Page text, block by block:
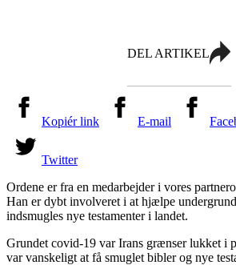
DEL ARTIKEL
Kopiér link E-mail
Twitter
Ordene er fra en medarbejder i vores
Han er dybt involveret i at hjælpe
indsmugles nye testamenter i landet.
Grundet covid-19 var Irans grænser lukket i
var vanskeligt at få smuglet bibler og nye